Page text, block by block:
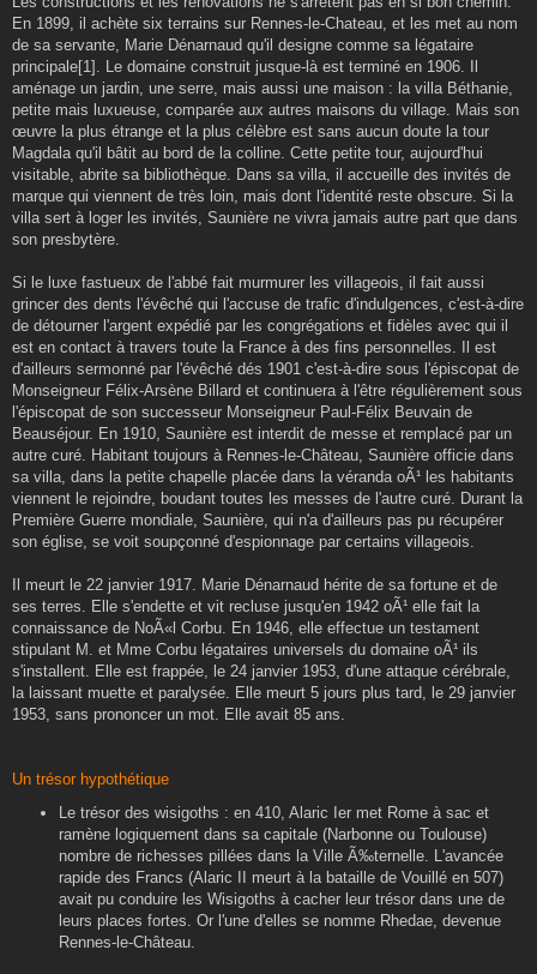
En 1899, il achète six terrains sur Rennes-le-Chateau, et les met au nom
de sa servante, Marie Dénarnaud qu'il designe comme sa légataire
principale[1]. Le domaine construit jusque-là est terminé en 1906. Il
aménage un jardin, une serre, mais aussi une maison : la villa Béthanie,
petite mais luxueuse, comparée aux autres maisons du village. Mais son
œuvre la plus étrange et la plus célèbre est sans aucun doute la tour
Magdala qu'il bâtit au bord de la colline. Cette petite tour, aujourd'hui
visitable, abrite sa bibliothèque. Dans sa villa, il accueille des invités de
marque qui viennent de très loin, mais dont l'identité reste obscure. Si la
villa sert à loger les invités, Saunière ne vivra jamais autre part que dans
son presbytère.
Si le luxe fastueux de l'abbé fait murmurer les villageois, il fait aussi
grincer des dents l'évêché qui l'accuse de trafic d'indulgences, c'est-à-dire
de détourner l'argent expédié par les congrégations et fidèles avec qui il
est en contact à travers toute la France à des fins personnelles. Il est
d'ailleurs sermonné par l'évêché dés 1901 c'est-à-dire sous l'épiscopat de
Monseigneur Félix-Arsène Billard et continuera à l'être régulièrement sous
l'épiscopat de son successeur Monseigneur Paul-Félix Beuvain de
Beauséjour. En 1910, Saunière est interdit de messe et remplacé par un
autre curé. Habitant toujours à Rennes-le-Château, Saunière officie dans
sa villa, dans la petite chapelle placée dans la véranda oÃ¹ les habitants
viennent le rejoindre, boudant toutes les messes de l'autre curé. Durant la
Première Guerre mondiale, Saunière, qui n'a d'ailleurs pas pu récupérer
son église, se voit soupçonné d'espionnage par certains villageois.
Il meurt le 22 janvier 1917. Marie Dénarnaud hérite de sa fortune et de
ses terres. Elle s'endette et vit recluse jusqu'en 1942 oÃ¹ elle fait la
connaissance de NoÃ«l Corbu. En 1946, elle effectue un testament
stipulant M. et Mme Corbu légataires universels du domaine oÃ¹ ils
s'installent. Elle est frappée, le 24 janvier 1953, d'une attaque cérébrale,
la laissant muette et paralysée. Elle meurt 5 jours plus tard, le 29 janvier
1953, sans prononcer un mot. Elle avait 85 ans.
Un trésor hypothétique
Le trésor des wisigoths : en 410, Alaric Ier met Rome à sac et
ramène logiquement dans sa capitale (Narbonne ou Toulouse)
nombre de richesses pillées dans la Ville Ã‰ternelle. L'avancée
rapide des Francs (Alaric II meurt à la bataille de Vouillé en 507)
avait pu conduire les Wisigoths à cacher leur trésor dans une de
leurs places fortes. Or l'une d'elles se nomme Rhedae, devenue
Rennes-le-Château.